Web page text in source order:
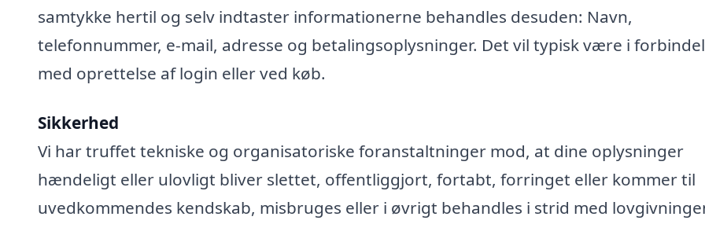
samtykke hertil og selv indtaster informationerne behandles desuden: Navn,
telefonnummer, e-mail, adresse og betalingsoplysninger. Det vil typisk være i
med oprettelse af login eller ved køb.
Sikkerhed
Vi har truffet tekniske og organisatoriske foranstaltninger mod, at dine oplysninger
hændeligt eller ulovligt bliver slettet, offentliggjort, fortabt, forringet eller kommer til
uvedkommendes kendskab, misbruges eller i øvrigt behandles i strid med